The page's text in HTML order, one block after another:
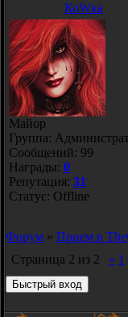
КоWка
Майор
Группа:
Сообщений: 99
Награды: 0
Репутация: 31
Статус: Offline
Форум » Прием в
Страница 2 из 2 « 1